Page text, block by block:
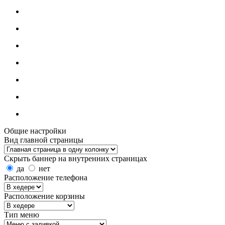
Общие настройки
Вид главной страницы
Скрыть баннер на внутренних страницах
да
нет
Расположение телефона
Расположение корзины
Тип меню